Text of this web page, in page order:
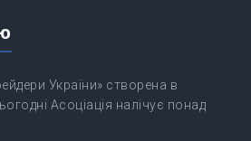
України» створена в
Асоціація налічує понад